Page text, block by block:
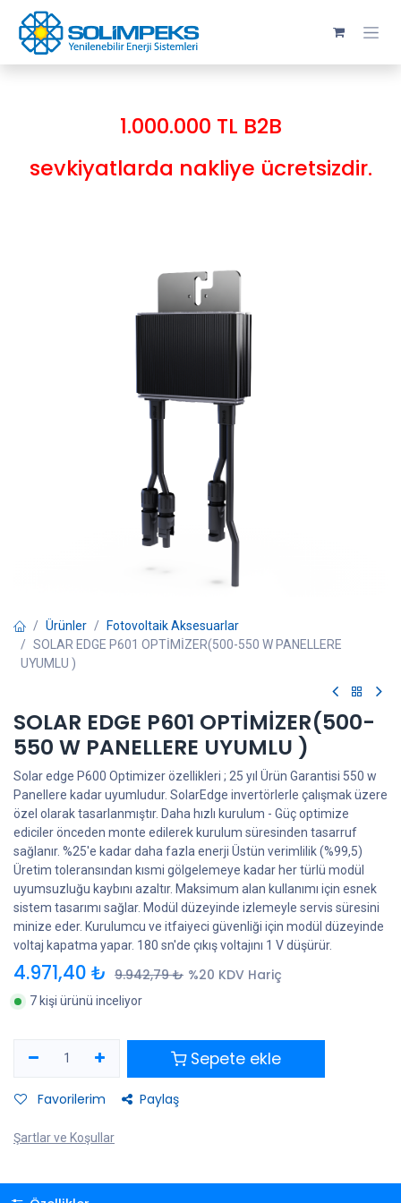
Skip to Content
1.000.000 TL B2B
sevkiyatlarda nakliye ücretsizdir.
Ürünler
Fotovoltaik Aksesuarlar
SOLAR EDGE P601 OPTİMİZER(500-550 W PANELLERE
UYUMLU )
SOLAR EDGE P601 OPTİMİZER(500-
550 W PANELLERE UYUMLU )
Solar edge P600 Optimizer özellikleri ; 25 yıl Ürün Garantisi 550 w
Panellere kadar uyumludur. SolarEdge invertörlerle çalışmak üzere
özel olarak tasarlanmıştır. Daha hızlı kurulum - Güç optimize
ediciler önceden monte edilerek kurulum süresinden tasarruf
sağlanır. %25'e kadar daha fazla enerji Üstün verimlilik (%99,5)
Üretim toleransından kısmi gölgelemeye kadar her türlü modül
uyumsuzluğu kaybını azaltır. Maksimum alan kullanımı için esnek
sistem tasarımı sağlar. Modül düzeyinde izlemeyle servis süresini
minize eder. Kurulumcu ve itfaiyeci güvenliği için modül düzeyinde
voltaj kapatma yapar. 180 sn'de çıkış voltajını 1 V düşürür.
4.971,40 ₺ 9.942,79₺ %20 KDV Hariç
7 kişi ürünü inceliyor
Sepete ekle
Favorilerim Paylaş
Şartlar ve Koşullar